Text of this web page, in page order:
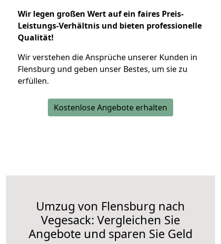
Wir legen großen Wert auf ein faires Preis-
Leistungs-Verhältnis und bieten professionelle
Qualität!
Wir verstehen die Ansprüche unserer Kunden in
Flensburg und geben unser Bestes, um sie zu
erfüllen.
Kostenlose Angebote erhalten
Umzug von Flensburg nach
Vegesack: Vergleichen Sie
Angebote und sparen Sie Geld